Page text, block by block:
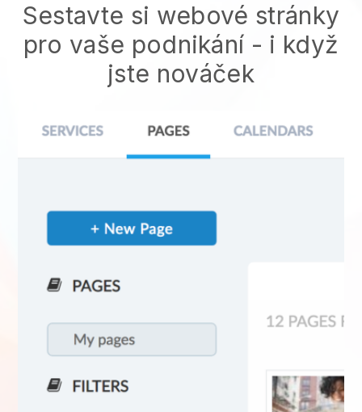
Sestavte si webové stránky
pro vaše podnikání - i když
jste nováček